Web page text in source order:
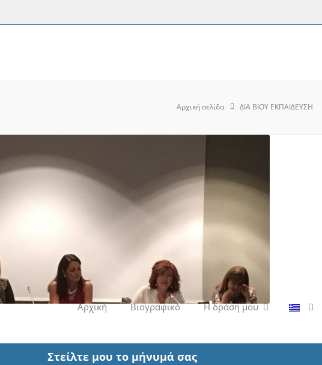
Αρχική Βιογραφικό Η δράση μου
Αρχική σελίδα ΔΙΑ ΒΙΟΥ ΕΚΠΑΙΔΕΥΣΗ
Στείλτε μου το μήνυμά σας